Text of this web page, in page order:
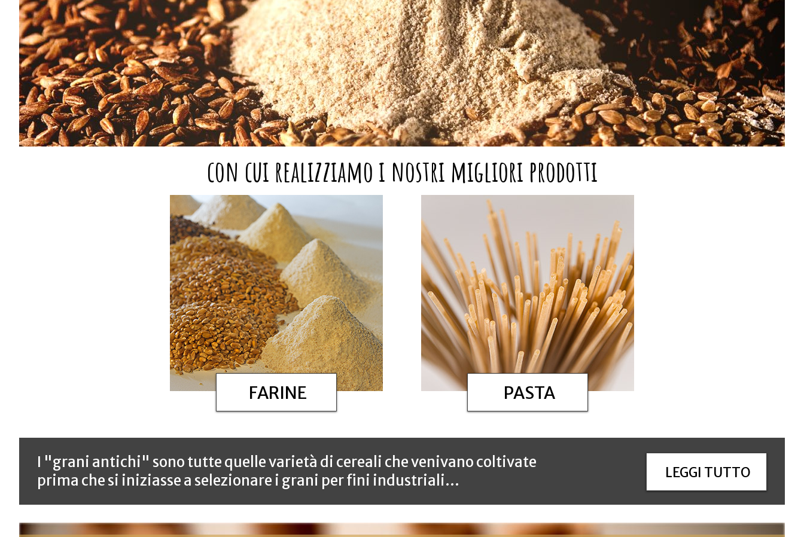
con cui realizziamo i nostri migliori prodotti
FARINE PASTA
I "grani antichi" sono tutte quelle varietà di cereali che venivano coltivate
prima che si iniziasse a selezionare i grani per fini industriali...
LEGGI TUTTO